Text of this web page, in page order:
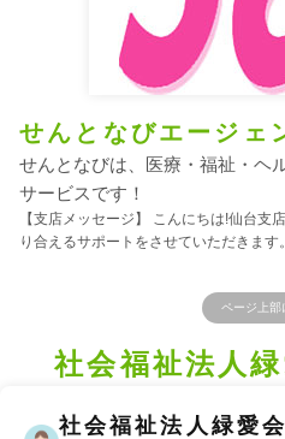
せんとなびエージェ
せんとなびは、医療・福祉・ヘ
サービスです！
【支店メッセージ】 こんにちは!仙台支
り合えるサポートをさせていただきま
ページ上部
社会福祉法人
社会福祉法人緑愛